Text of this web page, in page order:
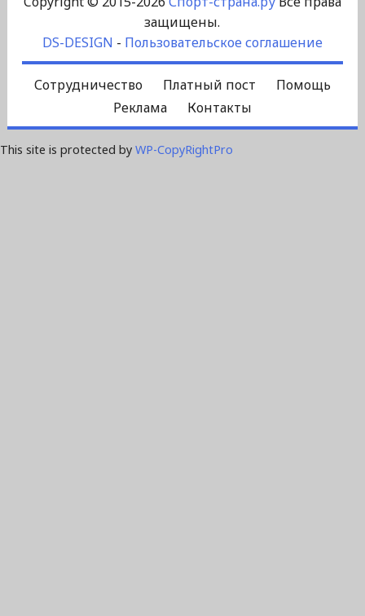
защищены.
DS-DESIGN - Пользовательское соглашение
Сотрудничество Платный пост
Помощь
Реклама
Контакты
This site is protected by WP-CopyRightPro